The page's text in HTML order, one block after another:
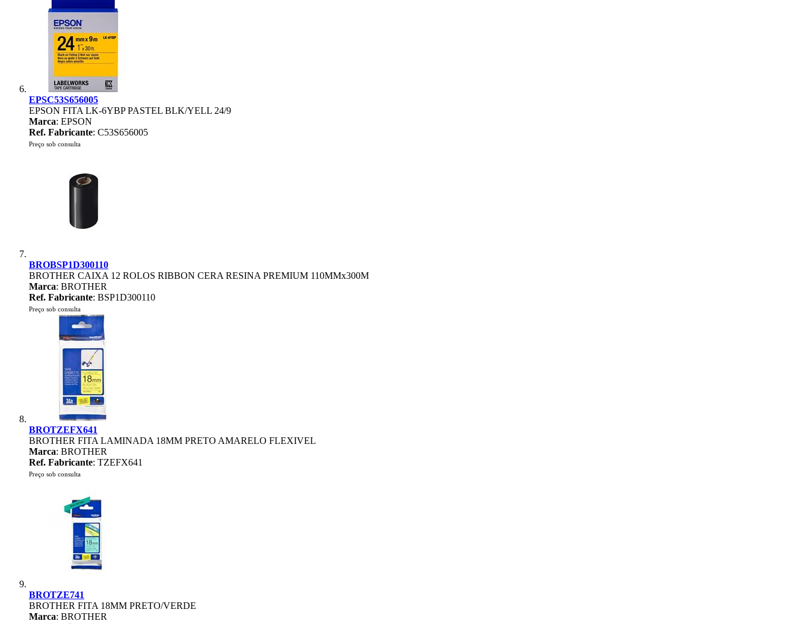
EPSC53S656005
EPSON FITA LK-6YBP PASTEL BLK/YELL 24/9
Marca: EPSON
Ref. Fabricante: C53S656005
Preço sob consulta
BROBSP1D300110
BROTHER CAIXA 12 ROLOS RIBBON CERA RESINA PREMIUM 110MMx300M
Marca: BROTHER
Ref. Fabricante: BSP1D300110
Preço sob consulta
BROTZEFX641
BROTHER FITA LAMINADA 18MM PRETO AMARELO FLEXIVEL
Marca: BROTHER
Ref. Fabricante: TZEFX641
Preço sob consulta
BROTZE741
BROTHER FITA 18MM PRETO/VERDE
Marca: BROTHER